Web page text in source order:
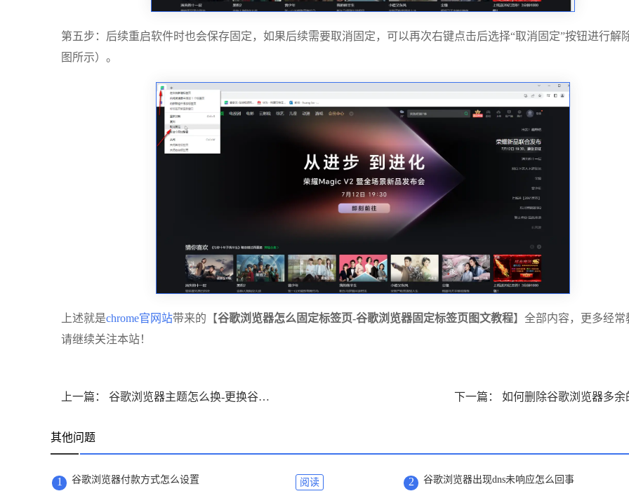
第五步：后续重启软件时也会保存固定，如果后续需要取消固定，可以再次右键点击后选择“取消固定”按钮进行解
图所示）。
上述就是chrome官网站带来的【谷歌浏览器怎么固定标签页-谷歌浏览器固定标签页图文教程】全部内容，更多经常
请继续关注本站！
上一篇： 谷歌浏览器主题怎么换-更换谷歌浏览器主题图文教程
其他问题
1 谷歌浏览器付款方式怎么设置 阅读 2 谷歌浏览器出现dns未响应怎么回事